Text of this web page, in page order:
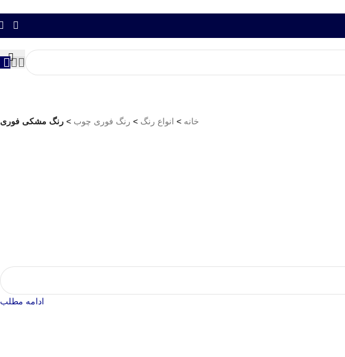
خانه > انواع رنگ > رنگ فوری چوب > رنگ مشکی فوری
ادامه مطلب